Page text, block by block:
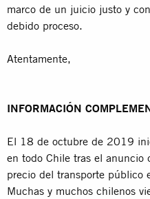
marco de un juicio justo y
debido proceso.
Atentamente,
INFORMACIÓN
El 18 de octubre de 2019
en todo Chile tras el anuncio
precio del transporte público
Muchas y muchos chilenos